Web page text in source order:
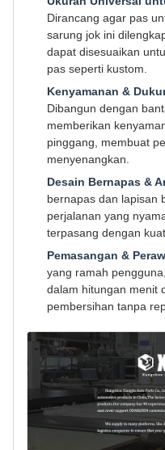
Dirancang agar pas
sarung jok ini
dapat disesuaikan
pas seperti kustom.
Kenyamanan &
Dibangun dengan
memberikan
pinggang, membuat
menyenangkan.
Desain Bernapas &
bernapas dan lapisan
perjalanan yang
terpasang dengan
Pemasangan &
yang ramah
dalam hitungan menit
pembersihan tanpa